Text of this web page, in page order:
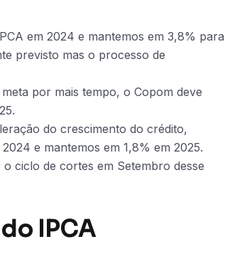
em 2024 e mantemos em 3,8% para
previsto mas o processo de
por mais tempo, o Copom deve
do crescimento do crédito,
e mantemos em 1,8% em 2025.
ciclo de cortes em Setembro desse
IPCA